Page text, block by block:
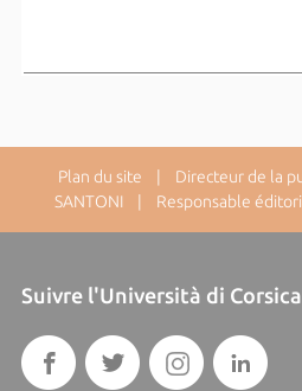
Plan du site | Directeur de la
SANTONI | Responsable
Suivre l'Università di Corsica